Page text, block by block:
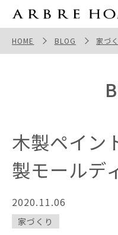
木製ペイントガラス枠と
HOME BLOG 家づ
木製ペイン
製モールデ
2020.11.06
家づくり